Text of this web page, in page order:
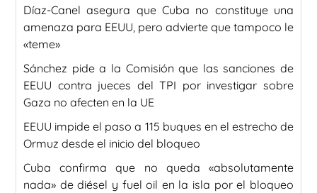
Díaz-Canel asegura que Cuba no constituye una
amenaza para EEUU, pero advierte que tampoco le
«teme»
Sánchez pide a la Comisión que las sanciones de
EEUU contra jueces del TPI por investigar sobre
Gaza no afecten en la UE
EEUU impide el paso a 115 buques en el estrecho de
Ormuz desde el inicio del bloqueo
Cuba confirma que no queda «absolutamente
nada» de diésel y fuel oil en la isla por el bloqueo